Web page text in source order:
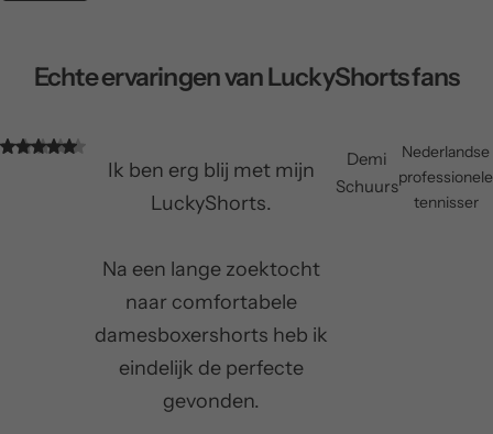
Echte ervaringen van LuckyShorts fans
Ik ben erg blij met mijn
LuckyShorts.
Na een lange zoektocht
naar comfortabele
damesboxershorts heb ik
eindelijk de perfecte
gevonden.
Demi
Schuurs
Nederlandse
professionele
tennisser